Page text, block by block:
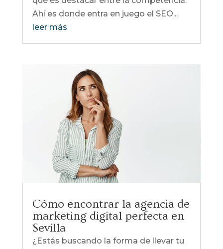
Ahí es donde entra en juego el SEO...
leer más
Cómo encontrar la agencia de
marketing digital perfecta en
Sevilla
¿Estás buscando la forma de llevar tu